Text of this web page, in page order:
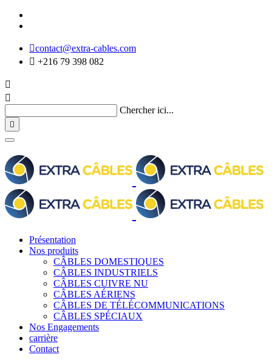
contact@extra-cables.com
 +216 79 398 082


Chercher ici...

Présentation
Nos produits
CÂBLES DOMESTIQUES
CÂBLES INDUSTRIELS
CÂBLES CUIVRE NU
CÂBLES AÉRIENS
CÂBLES DE TÉLÉCOMMUNICATIONS
CÂBLES SPÉCIAUX
Nos Engagements
carrière
Contact